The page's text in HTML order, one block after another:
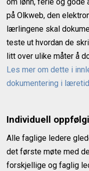
på Olkweb, den
lærlingene skal
teste ut hvordan de
litt over ulike måter å
Les mer om dette i
dokumentering i
Individuell
Alle faglige ledere
det første møte med
forskjellige og faglig